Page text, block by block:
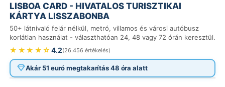
LISBOA CARD - HIVATALOS TURISZTIKAI
KÁRTYA LISSZABONBA
50+ látnivaló felár nélkül, metró, villamos és városi autóbusz
korlátlan használat - választhatóan 24, 48 vagy 72 órán keresztül.
★ ★ ★ ★ ☆ 4.2 26.456 értékelés
Akár 51 euró megtakarítás 48 óra alatt